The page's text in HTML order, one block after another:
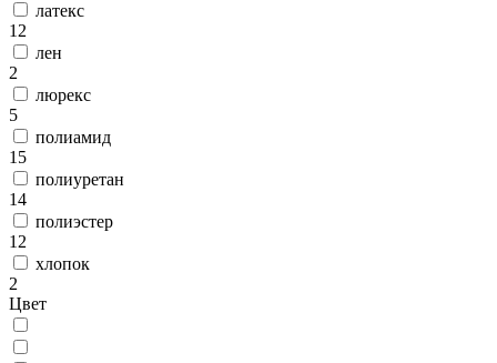
латекс
12
лен
2
люрекс
5
полиамид
15
полиуретан
14
полиэстер
12
хлопок
2
Цвет